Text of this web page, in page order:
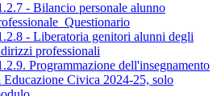
- Bilancio personale alunno
- Liberatoria genitori alunni degli
professionali
Programmazione dell'insegnamento
Educazione Civica 2024-25, solo